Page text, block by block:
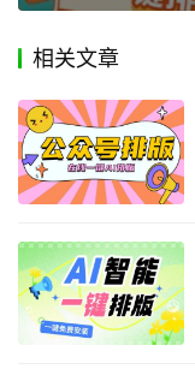
相关文章